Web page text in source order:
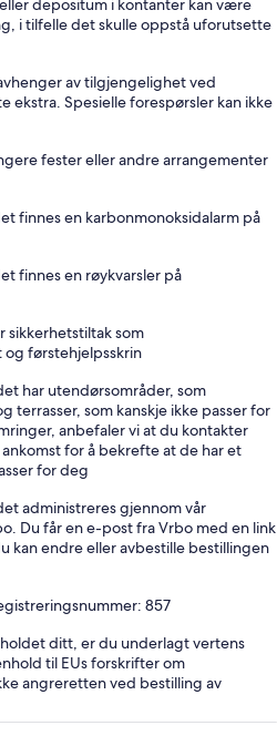
depositum i kontanter kan være
i tilfelle det skulle oppstå uforutsette
av tilgjengelighet ved
ekstra. Spesielle forespørsler kan ikke
fester eller andre arrangementer
finnes en karbonmonoksidalarm på
finnes en røykvarsler på
sikkerhetstiltak som
og førstehjelpsskrin
har utendørsområder, som
terrasser, som kanskje ikke passer for
anbefaler vi at du kontakter
for å bekrefte at de har et
for deg
administreres gjennom vår
Du får en e-post fra Vrbo med en link
kan endre eller avbestille bestillingen
857
ditt, er du underlagt vertens
til EUs forskrifter om
angreretten ved bestilling av